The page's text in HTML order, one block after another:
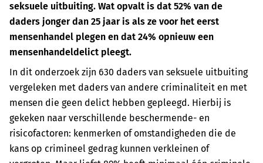
seksuele uitbuiting. Wat opvalt is dat 52% van de
daders jonger dan 25 jaar is als ze voor het eerst
mensenhandel plegen en dat 24% opnieuw een
mensenhandeldelict pleegt.
In dit onderzoek zijn 630 daders van seksuele uitbuiting
vergeleken met daders van andere criminaliteit en met
mensen die geen delict hebben gepleegd. Hierbij is
gekeken naar verschillende beschermende- en
risicofactoren: kenmerken of omstandigheden die de
kans op crimineel gedrag kunnen verkleinen of